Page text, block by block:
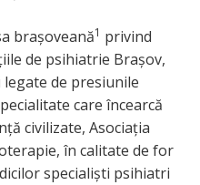
brașoveană1 privind
de psihiatrie Brașov,
de presiunile
care încearcă
civilizate, Asociația
în calitate de for
specialiști psihiatri